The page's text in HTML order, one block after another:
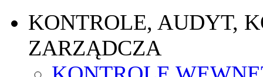
KONTROLE, AUDYT,
ZARZĄDCZA